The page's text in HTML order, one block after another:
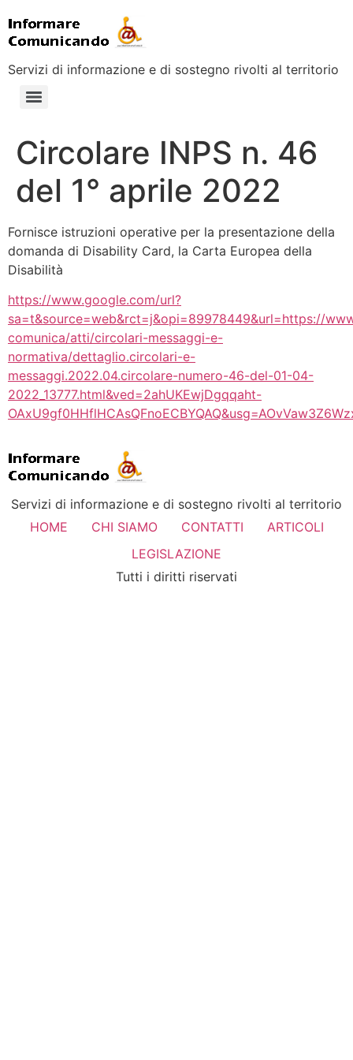
Servizi di informazione e di sostegno rivolti al territorio
Circolare INPS n. 46
del 1° aprile 2022
Fornisce istruzioni operative per la presentazione della
domanda di Disability Card, la Carta Europea della
Disabilità
https://www.google.com/url?
sa=t&source=web&rct=j&opi=89978449&url=https://
comunica/atti/circolari-messaggi-e-
normativa/dettaglio.circolari-e-
messaggi.2022.04.circolare-numero-46-del-01-04-
2022_13777.html&ved=2ahUKEwjDgqqaht-
Servizi di informazione e di sostegno rivolti al territorio
HOME
CHI SIAMO CONTATTI
ARTICOLI
LEGISLAZIONE
Tutti i diritti riservati